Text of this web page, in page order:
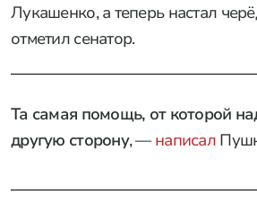
Лукашенко, а теперь настал
отметил сенатор.
Та самая помощь, от которой
другую сторону, — написал